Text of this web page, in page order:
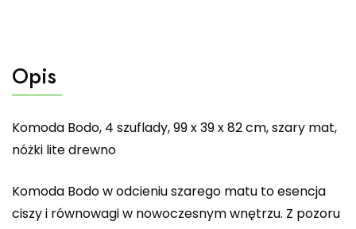
Opis
Komoda Bodo, 4 szuflady, 99 x 39 x 82 cm, szary mat,
nóżki lite drewno
Komoda Bodo w odcieniu szarego matu to esencja
ciszy i równowagi w nowoczesnym wnętrzu. Z pozoru